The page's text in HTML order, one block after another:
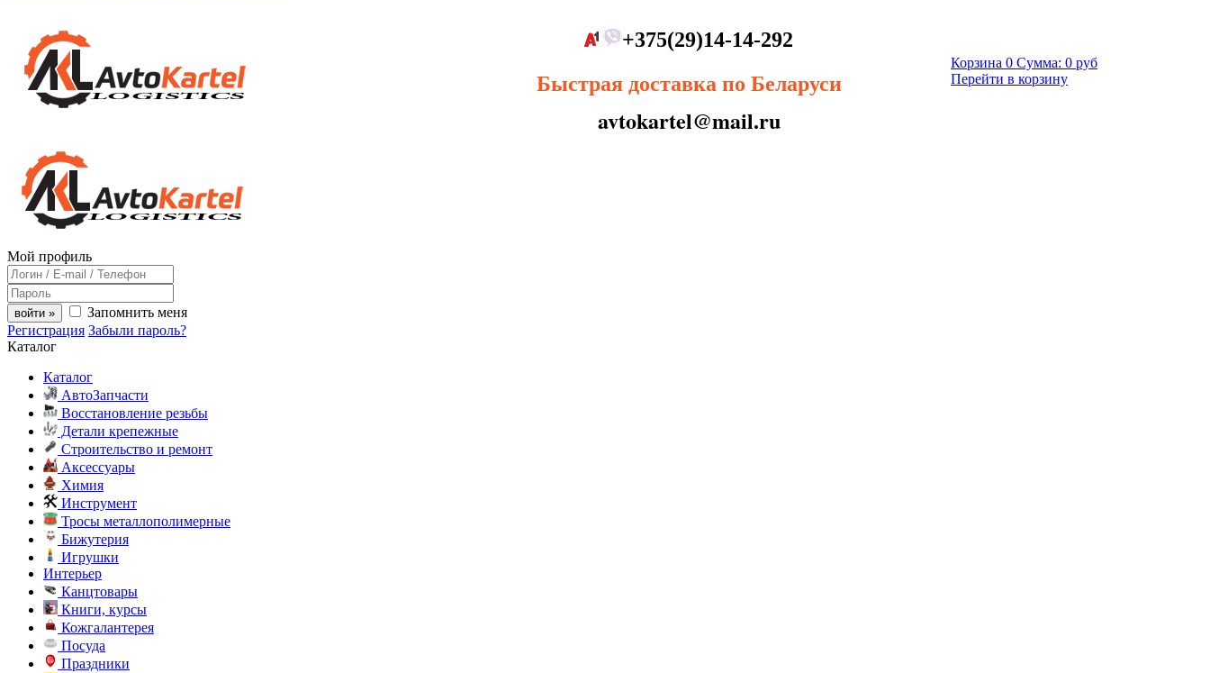
+375(29)14-14-292
Быстрая доставка по Беларуси
avtokartel@mail.ru
Корзина 0 Сумма: 0 руб
Перейти в корзину
Мой профиль
войти »
Запомнить меня
Регистрация Забыли пароль?
Каталог
Каталог
АвтоЗапчасти
Восстановление резьбы
Детали крепежные
Строительство и ремонт
Аксессуары
Химия
Инструмент
Тросы металлополимерные
Бижутерия
Игрушки
Интерьер
Канцтовары
Книги, курсы
Кожгалантерея
Посуда
Праздники